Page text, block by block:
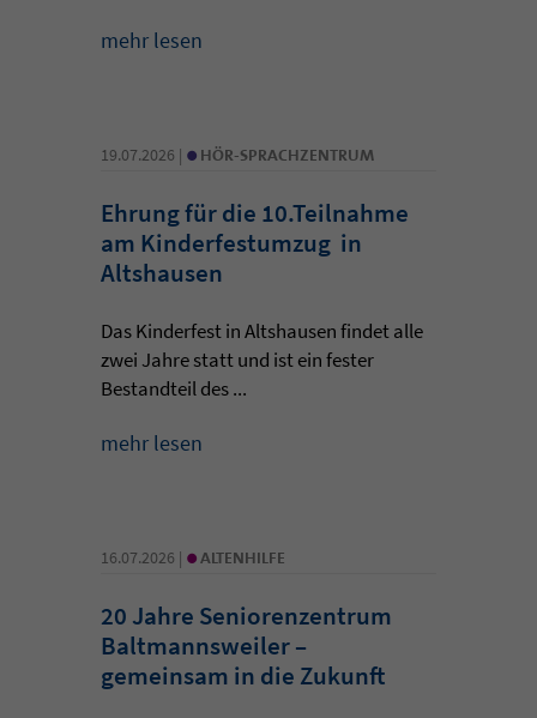
mehr lesen
19.07.2026 | • HÖR-SPRACHZENTRUM
Ehrung für die 10.Teilnahme
am Kinderfestumzug in
Altshausen
Das Kinderfest in Altshausen findet alle
zwei Jahre statt und ist ein fester
Bestandteil des ...
mehr lesen
16.07.2026 | • ALTENHILFE
20 Jahre Seniorenzentrum
Baltmannsweiler –
gemeinsam in die Zukunft